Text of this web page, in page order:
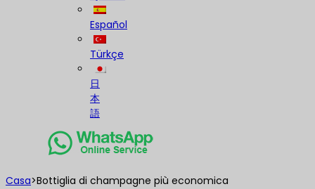
Español
Türkçe
日
本
語
Casa>Bottiglia di champagne più economica